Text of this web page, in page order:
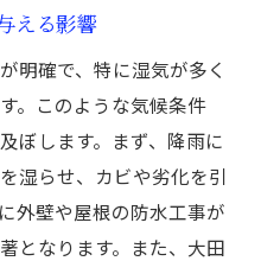
その方法
めの維持管理方法
守る防水工事のポイン
水対策の課題
た防水材料
える影響
明確で、特に湿気が多く
。このような気候条件
ぼします。まず、降雨に
湿らせ、カビや劣化を引
外壁や屋根の防水工事が
となります。また、大田